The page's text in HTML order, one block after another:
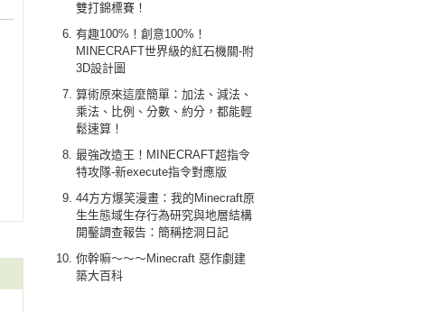
雙打錦標賽！
有趣100%！創意100%！
MINECRAFT世界級的紅石機關-附
3D設計圖
算術原來這麼簡單：加法、減法、
乘法、比例、分數、約分，都能輕
鬆速算！
最強改造王！MINECRAFT超指令
特攻隊-新execute指令對應版
44方方爆笑漫畫：我的Minecraft原
生生態域生存行為研究與地層結構
開鑿調查報告：簡稱挖洞日記
你幹嘛～～～Minecraft 惡作劇建
築大百科